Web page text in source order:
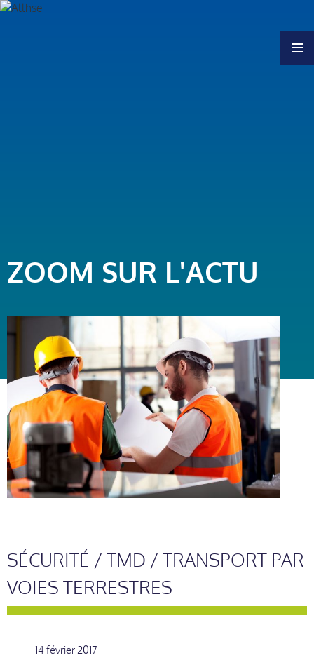
ZOOM SUR L'ACTU
SÉCURITÉ / TMD / TRANSPORT PAR
VOIES TERRESTRES
14 février 2017